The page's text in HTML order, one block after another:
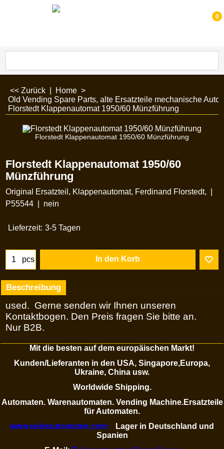
0
<< Zurück Home >
Old Vending Spare Parts, alte Ersatzteile mechanische
Florstedt Klappenautomat 1950/60 Münzführung
Florstedt Klappenautomat 1950/60 Münzführung
Florstedt Klappenautomat 1950/60
Münzführung
Original Ersatzteil, Klappenautomat, Ferdinand Florstedt,
P55544
nein
Lieferzeit: 3-5 Tagen
pcs In den Korb
Beschreibung
used. Gerne senden wir Ihnen unseren
Kontaktbogen. Den Preis fragen Sie bitte an.
Nur B2B.
Mit die besten auf dem europäischen Markt!
Kunden/Lieferanten in den USA, Singapore,Europa,
Ukraine, China usw.
Worldwide Shipping.
Automaten. Warenautomaten. Vending Machine.Ersatzteile
für Automaten.
www.eulerautomaten.com Lager in Deutschland und
Spanien